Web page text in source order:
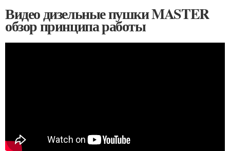
Видео дизельные пушки MASTER
обзор принципа работы